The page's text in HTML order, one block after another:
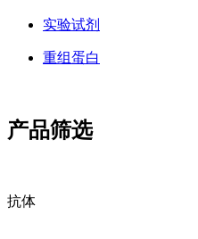
实验试剂
重组蛋白
产品筛选
抗体